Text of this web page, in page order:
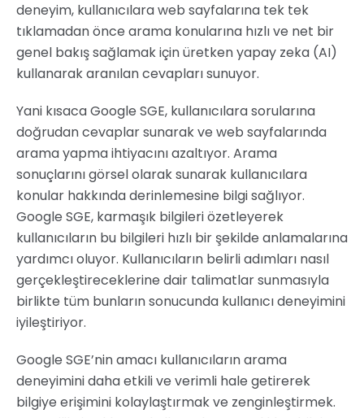
deneyim, kullanıcılara web sayfalarına tek tek
tıklamadan önce arama konularına hızlı ve net bir
genel bakış sağlamak için üretken yapay zeka (AI)
kullanarak aranılan cevapları sunuyor.
Yani kısaca Google SGE, kullanıcılara sorularına
doğrudan cevaplar sunarak ve web sayfalarında
arama yapma ihtiyacını azaltıyor. Arama
sonuçlarını görsel olarak sunarak kullanıcılara
konular hakkında derinlemesine bilgi sağlıyor.
Google SGE, karmaşık bilgileri özetleyerek
kullanıcıların bu bilgileri hızlı bir şekilde anlamalarına
yardımcı oluyor. Kullanıcıların belirli adımları nasıl
gerçekleştireceklerine dair talimatlar sunmasıyla
birlikte tüm bunların sonucunda kullanıcı deneyimini
iyileştiriyor.
Google SGE’nin amacı kullanıcıların arama
deneyimini daha etkili ve verimli hale getirerek
bilgiye erişimini kolaylaştırmak ve zenginleştirmek.